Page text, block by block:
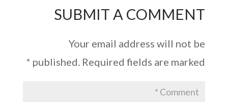
SUBMIT A COMMENT
Your email address will not be
published. Required fields are marked
*